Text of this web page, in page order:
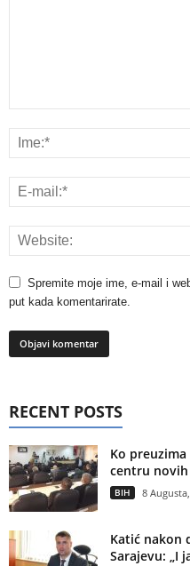
Spremite moje ime, e-mail i
put kada komentarirate.
RECENT POSTS
Ko
centru
BIH 8
Katić nakon
Sarajevu: „I